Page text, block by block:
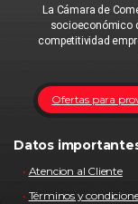
La Cámara de
socioeconómico
competitividad
Ofertas para
Datos
Atencion al Cliente
Términos y